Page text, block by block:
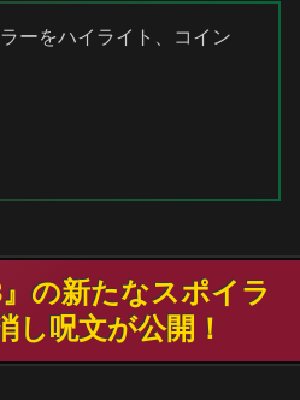
ーをハイライト、コイン
の新たなスポイラ
呪文が公開！